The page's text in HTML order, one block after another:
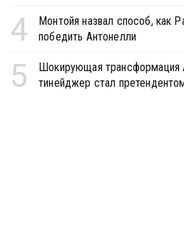
4
Монтойя назвал способ, как
победить Антонелли
5
Шокирующая трансформация
тинейджер стал